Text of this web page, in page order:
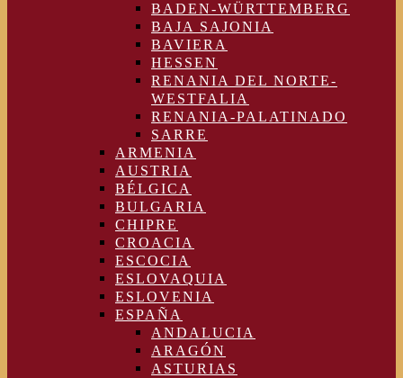
BADEN-WÜRTTEMBERG
BAJA SAJONIA
BAVIERA
HESSEN
RENANIA DEL NORTE-
WESTFALIA
RENANIA-PALATINADO
SARRE
ARMENIA
AUSTRIA
BÉLGICA
BULGARIA
CHIPRE
CROACIA
ESCOCIA
ESLOVAQUIA
ESLOVENIA
ESPAÑA
ANDALUCIA
ARAGÓN
ASTURIAS